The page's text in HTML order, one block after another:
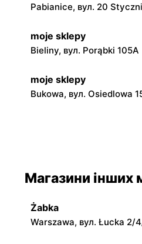
Pabianice, вул. 20
moje sklepy
Bieliny, вул. Porąbki 105A
moje sklepy
Bukowa, вул. Osiedlowa
Jadachy, вул. Jadachy 111
moje sklepy
Górki, вул. Górki 71
Магазини інших
Żabka
Warszawa, вул. Łucka 2/